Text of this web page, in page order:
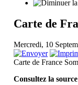
Carte de
Mercredi, 10
Carte de France
Consultez la